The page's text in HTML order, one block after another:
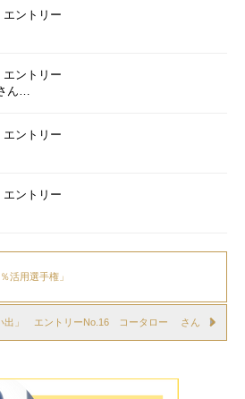
ントリー
ントリー
ん…
ントリー
ントリー
活用選手権」
い出」 エントリーNo.16 コータロー さん